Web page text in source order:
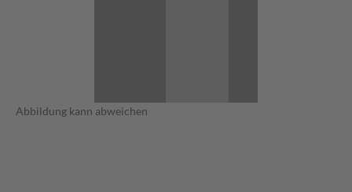
Abbildung kann abweichen